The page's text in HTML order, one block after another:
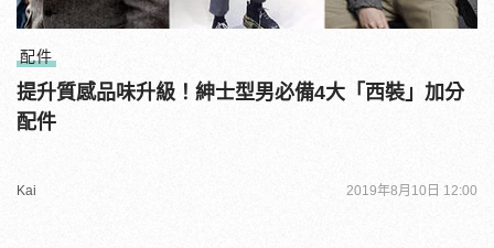
配件
提升質感品味升級！紳士型男必備4大「西裝」加分
配件
Kai 2019年8月10日 12:00